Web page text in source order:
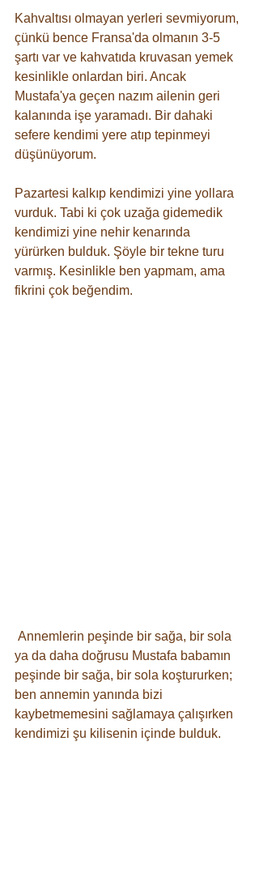
Kahvaltısı olmayan yerleri sevmiyorum,
çünkü bence Fransa'da olmanın 3-5
şartı var ve kahvatıda kruvasan yemek
kesinlikle onlardan biri. Ancak
Mustafa'ya geçen nazım ailenin geri
kalanında işe yaramadı. Bir dahaki
sefere kendimi yere atıp tepinmeyi
düşünüyorum.
Pazartesi kalkıp kendimizi yine yollara
vurduk. Tabi ki çok uzağa gidemedik
kendimizi yine nehir kenarında
yürürken bulduk. Şöyle bir tekne turu
varmış. Kesinlikle ben yapmam, ama
fikrini çok beğendim.
ya da daha doğrusu Mustafa babamın
peşinde bir sağa, bir sola koştururken;
ben annemin yanında bizi
kaybetmemesini sağlamaya çalışırken
kendimizi şu kilisenin içinde bulduk.